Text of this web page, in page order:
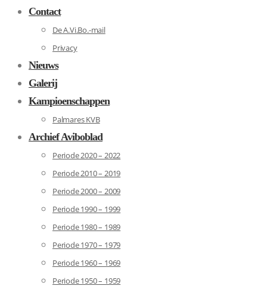
Contact
De A.Vi.Bo.-mail
Privacy
Nieuws
Galerij
Kampioenschappen
Palmares KVB
Archief Aviboblad
Periode 2020 – 2022
Periode 2010 – 2019
Periode 2000 – 2009
Periode 1990 – 1999
Periode 1980 – 1989
Periode 1970 – 1979
Periode 1960 – 1969
Periode 1950 – 1959